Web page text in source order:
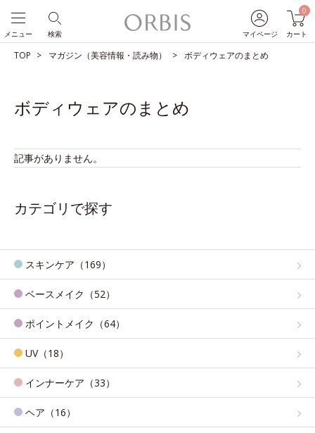
マイページ
0
カート
検索
メニュー
TOP マガジン（美容情報・読み物） ボディウェアのまとめ
ボディウェアのまとめ
記事がありません。
カテゴリで探す
スキンケア（169）
ベースメイク（52）
ポイントメイク（64）
UV（18）
インナーケア（33）
ヘア（16）